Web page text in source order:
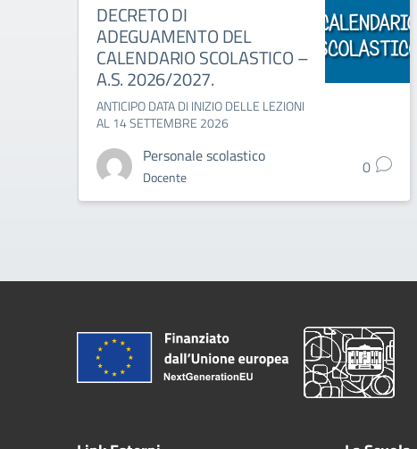
DECRETO DI
ADEGUAMENTO DEL
CALENDARIO SCOLASTICO –
A.S. 2026/2027.
ANTICIPO DATA DI INIZIO DELLE LEZIONI
AL 14 SETTEMBRE 2026
Personale scolastico
Docente 0